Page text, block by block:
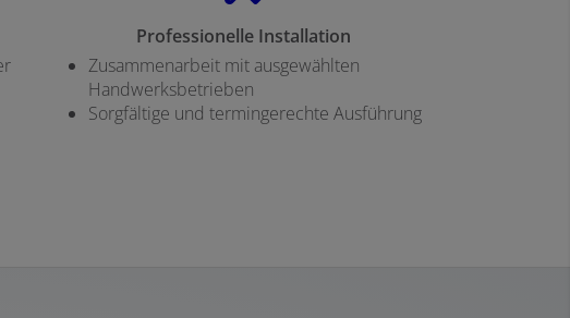
Professionelle Installation
Zusammenarbeit mit ausgewählten
Handwerksbetrieben
Sorgfältige und termingerechte Ausführung